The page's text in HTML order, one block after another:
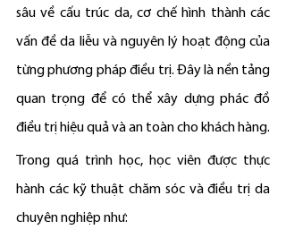
sâu về cấu trúc da, cơ chế hình thành các
vấn đề da liễu và nguyên lý hoạt động của
từng phương pháp điều trị. Đây là nền tảng
quan trọng để có thể xây dựng phác đồ
điều trị hiệu quả và an toàn cho khách hàng.
Trong quá trình học, học viên được thực
hành các kỹ thuật chăm sóc và điều trị da
chuyên nghiệp như: